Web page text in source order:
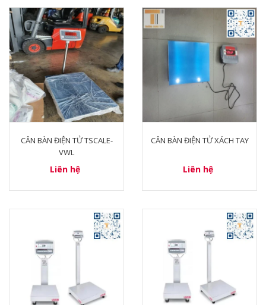
CÂN BÀN ĐIỆN TỬ TSCALE-
VWL
Liên hệ
CÂN BÀN ĐIỆN TỬ XÁCH TAY
Liên hệ